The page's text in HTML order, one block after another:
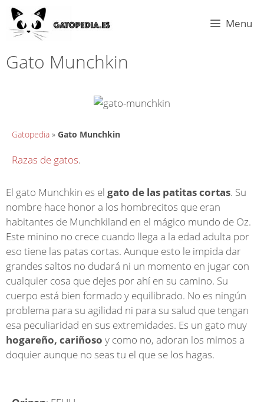
Menu
Gato Munchkin
Gatopedia » Gato Munchkin
Razas de gatos.
El gato Munchkin es el gato de las patitas cortas. Su
nombre hace honor a los hombrecitos que eran
habitantes de Munchkiland en el mágico mundo de Oz.
Este minino no crece cuando llega a la edad adulta por
eso tiene las patas cortas. Aunque esto le impida dar
grandes saltos no dudará ni un momento en jugar con
cualquier cosa que dejes por ahí en su camino. Su
cuerpo está bien formado y equilibrado. No es ningún
problema para su agilidad ni para su salud que tengan
esa peculiaridad en sus extremidades. Es un gato muy
hogareño, cariñoso y como no, adoran los mimos a
doquier aunque no seas tu el que se los hagas.